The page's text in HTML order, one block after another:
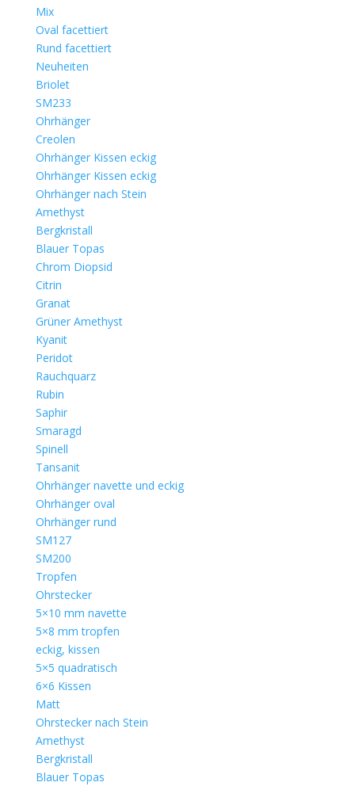
Mix
Oval facettiert
Rund facettiert
Neuheiten
Briolet
SM233
Ohrhänger
Creolen
Ohrhänger Kissen eckig
Ohrhänger Kissen eckig
Ohrhänger nach Stein
Amethyst
Bergkristall
Blauer Topas
Chrom Diopsid
Citrin
Granat
Grüner Amethyst
Kyanit
Peridot
Rauchquarz
Rubin
Saphir
Smaragd
Spinell
Tansanit
Ohrhänger navette und eckig
Ohrhänger oval
Ohrhänger rund
SM127
SM200
Tropfen
Ohrstecker
5×10 mm navette
5×8 mm tropfen
eckig, kissen
5×5 quadratisch
6×6 Kissen
Matt
Ohrstecker nach Stein
Amethyst
Bergkristall
Blauer Topas